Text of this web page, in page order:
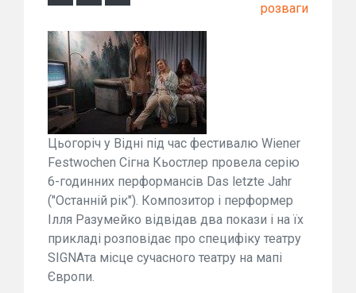
розваги
Цьогоріч у Відні під час фестивалю Wiener
Festwochen Сігна Кьостлер провела серію
6-годинних перформансів Das letzte Jahr
("Останній рік"). Композитор і перформер
Ілля Разумейко відвідав два покази і на їх
прикладі розповідає про специфіку театру
SIGNAта місце сучасного театру на мапі
Європи.